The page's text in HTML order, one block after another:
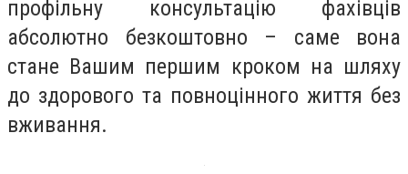
профільну консультацію фахівців
абсолютно безкоштовно – саме вона
стане Вашим першим кроком на шляху
до здорового та повноцінного життя без
вживання.